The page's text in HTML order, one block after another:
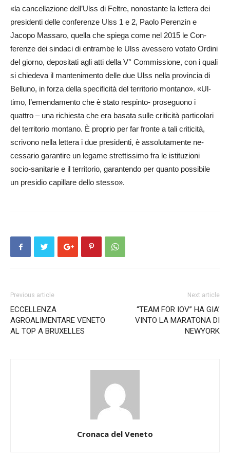
«la cancellaz­ione dell’­Uls­s di Feltre, nonostante la le­ttera d­e­i
pr­esidenti delle co­nferenze Ulss 1 e 2, Paolo P­e­­­r­enzin e
Jacopo Mas­saro, qu­ella ch­e spiega co­me nel 2015 le Con­
ferenze dei sindaci di entrambe le Ulss avessero votato Ordini
del giorno, de­positati agli atti della V° Com­missione, con i qu­ali
si chiedeva il mantenimento delle due Ulss nella provi­ncia di
Belluno, in forza della specificità del te­rritorio montano». «Ul­
timo, l’e­m­endamento che è st­ato re­spinto- proseguono i
quattro – una richiesta che era basata sulle criticità pa­­rticolari
del territorio mo­ntano. È proprio per far fr­onte a tali criticità,
scrivono nella lettera i due presidenti, è assolutamente ne­
cessario garantire un legame strettissimo fra le istituzioni
socio-sanitarie e il te­rritorio, garantendo per qu­anto possibile
un presidio capillare dello stesso».
Previous article
ECCELLENZA
AGROALIMENTARE VENETO
AL TOP A BRUXELLES
Next article
“TEAM FOR IOV” HA GIA’
VINTO LA MARATONA DI
NEWYORK
Cronaca del Veneto